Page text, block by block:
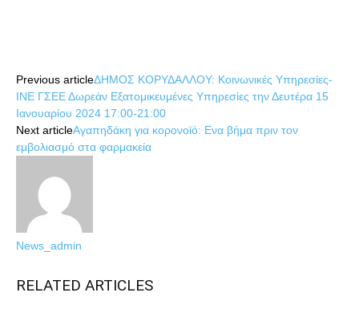
Previous articleΔΗΜΟΣ ΚΟΡΥΔΑΛΛΟΥ: Κοινωνικές Υπηρεσίες-
ΙΝΕ ΓΣΕΕ Δωρεάν Εξατομικευμένες Υπηρεσίες την Δευτέρα 15
Ιανουαρίου 2024 17:00-21:00
Next articleΑγαπηδάκη για κορονοϊό: Ενα βήμα πριν τον
εμβολιασμό στα φαρμακεία
News_admin
RELATED ARTICLES